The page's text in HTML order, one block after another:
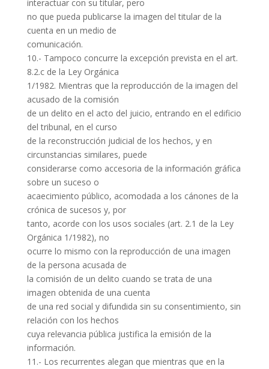
interactuar con su titular, pero
no que pueda publicarse la imagen del titular de la
cuenta en un medio de
comunicación.
10.- Tampoco concurre la excepción prevista en el art.
8.2.c de la Ley Orgánica
1/1982. Mientras que la reproducción de la imagen del
acusado de la comisión
de un delito en el acto del juicio, entrando en el edificio
del tribunal, en el curso
de la reconstrucción judicial de los hechos, y en
circunstancias similares, puede
considerarse como accesoria de la información gráfica
sobre un suceso o
acaecimiento público, acomodada a los cánones de la
crónica de sucesos y, por
tanto, acorde con los usos sociales (art. 2.1 de la Ley
Orgánica 1/1982), no
ocurre lo mismo con la reproducción de una imagen
de la persona acusada de
la comisión de un delito cuando se trata de una
imagen obtenida de una cuenta
de una red social y difundida sin su consentimiento, sin
relación con los hechos
cuya relevancia pública justifica la emisión de la
información.
11.- Los recurrentes alegan que mientras que en la